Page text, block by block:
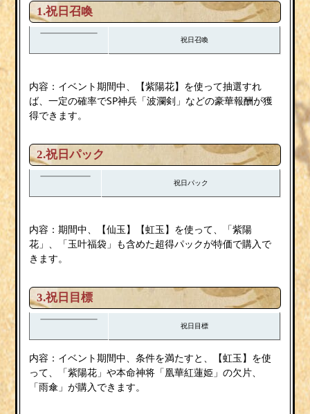
1.祝日召喚
祝日召喚
内容：イベント期間中、【紫陽花】を使って抽選すれ
ば、一定の確率でSP神兵「波瀾剣」などの豪華報酬が獲
得できます。
2.祝日パック
祝日パック
内容：期間中、【仙玉】【虹玉】を使って、「紫陽
花」、「玉叶福袋」も含めた超得パックが特価で購入で
きます。
3.祝日目標
祝日目標
内容：イベント期間中、条件を満たすと、【虹玉】を使
って、「紫陽花」や本命神将「凰華紅蓮姫」の欠片、
「雨傘」が購入できます。